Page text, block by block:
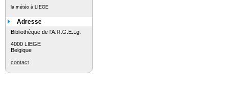
la météo à LIEGE
Adresse
Bibliothèque de l'A.R.G.E.Lg.
4000 LIEGE
Belgique
contact